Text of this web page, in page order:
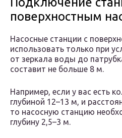
поверхностным
Насосные станции с
использовать только при
от зеркала воды до
составит не больше 8 м.
Например, если у вас есть
глубиной 12–13 м, и
то насосную станцию
глубину 2,5–3 м.